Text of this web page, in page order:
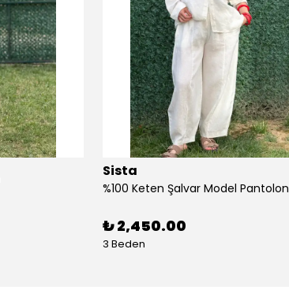
Sista
%100 Keten Şalvar Model Pantolon
₺ 2,450.00
3 Beden